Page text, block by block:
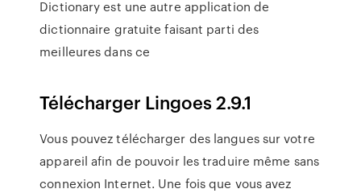
Dictionary est une autre application de
dictionnaire gratuite faisant parti des
meilleures dans ce
Télécharger Lingoes 2.9.1
Vous pouvez télécharger des langues sur votre
appareil afin de pouvoir les traduire même sans
connexion Internet. Une fois que vous avez